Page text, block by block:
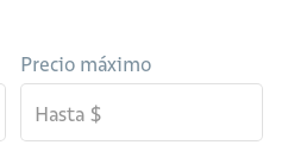
Precio máximo